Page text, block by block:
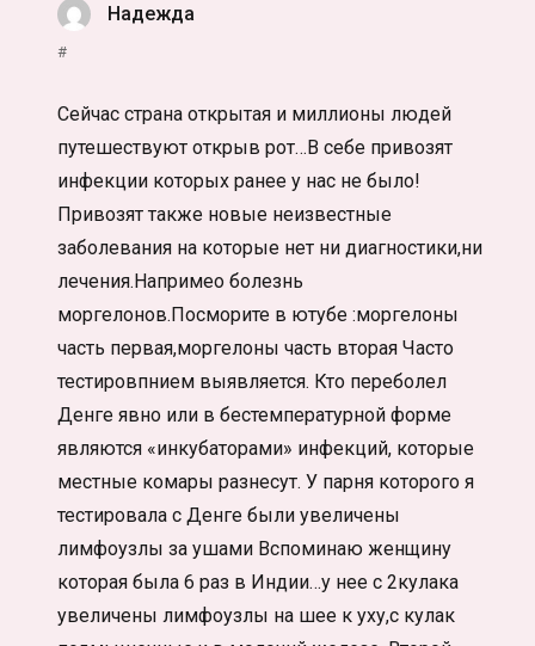
Надежда
#
Сейчас страна открытая и миллионы людей
путешествуют открыв рот…В себе привозят
инфекции которых ранее у нас не было!
Привозят также новые неизвестные
заболевания на которые нет ни диагностики,ни
лечения.Напримео болезнь
моргелонов.Посморите в ютубе :моргелоны
часть первая,моргелоны часть вторая Часто
тестировпнием выявляется. Кто переболел
Денге явно или в бестемпературной форме
являются «инкубаторами» инфекций, которые
местные комары разнесут. У парня которого я
тестировала с Денге были увеличены
лимфоузлы за ушами Вспоминаю женщину
которая была 6 раз в Индии…у нее с 2кулака
увеличены лимфоузлы на шее к уху,с кулак